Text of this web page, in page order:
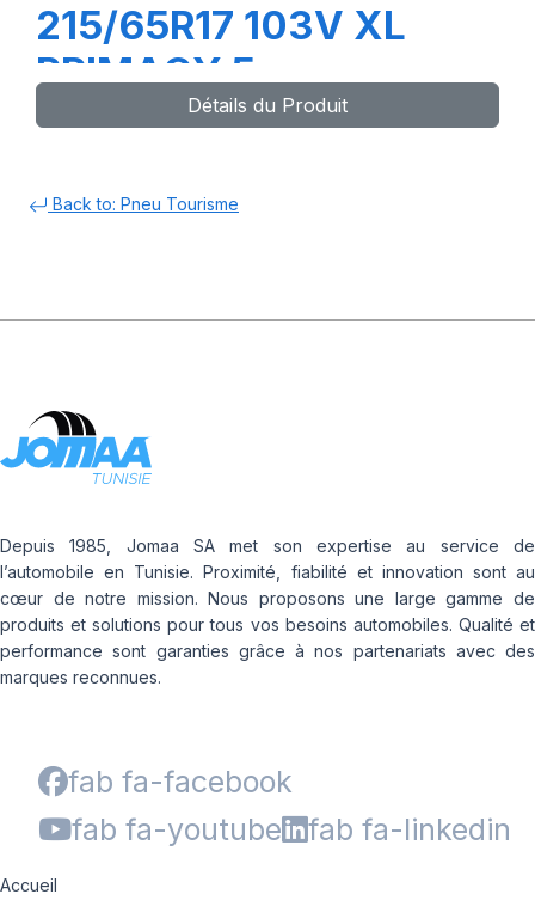
215/65R17 103V XL
PRIMACY 5
Détails du Produit
Back to: Pneu Tourisme
Depuis 1985, Jomaa SA met son expertise au service de
l’automobile en Tunisie. Proximité, fiabilité et innovation sont au
cœur de notre mission. Nous proposons une large gamme de
produits et solutions pour tous vos besoins automobiles. Qualité et
performance sont garanties grâce à nos partenariats avec des
marques reconnues.
fab fa-facebook
fab fa-youtube
fab fa-linkedin
Accueil